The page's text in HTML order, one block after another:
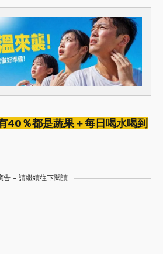
40％都是蔬果＋每日喝水喝到
告 - 請繼續往下閱讀